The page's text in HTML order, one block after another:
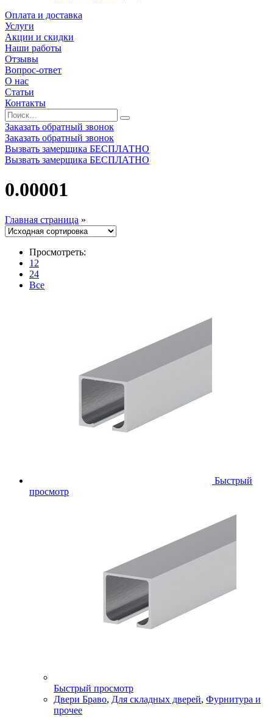
Оплата и доставка
Услуги
Акции и скидки
Наши работы
Отзывы
Вопрос-ответ
О нас
Статьи
Контакты
Заказать обратный звонок
Заказать обратный звонок
Вызвать замерщика БЕСПЛАТНО
Вызвать замерщика БЕСПЛАТНО
0.00001
Главная страница »
Просмотреть:
12
24
Все
Быстрый
просмотр
Быстрый просмотр
Двери Браво, Для складных дверей, Фурнитура и
прочее